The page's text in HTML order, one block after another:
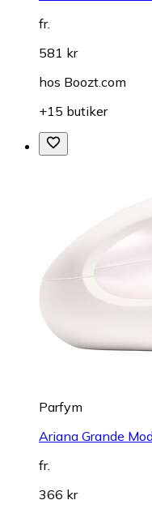
fr.
581 kr
hos Boozt.com
+15 butiker
Parfym
Ariana Grande
fr.
366 kr